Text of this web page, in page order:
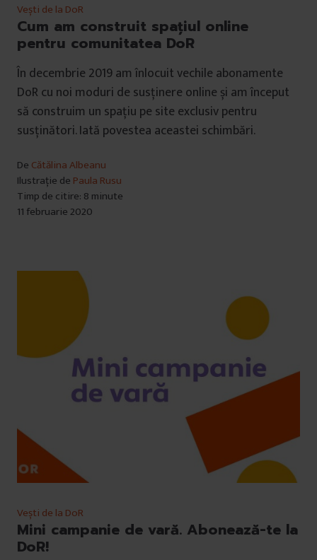
Vești de la DoR
Cum am construit spațiul online
pentru comunitatea DoR
În decembrie 2019 am înlocuit vechile abonamente
DoR cu noi moduri de susținere online și am început
să construim un spațiu pe site exclusiv pentru
susținători. Iată povestea aceastei schimbări.
De Cătălina Albeanu
Ilustrație de Paula Rusu
Timp de citire: 8 minute
11 februarie 2020
Vești de la DoR
Mini campanie de vară. Abonează-te la
DoR!